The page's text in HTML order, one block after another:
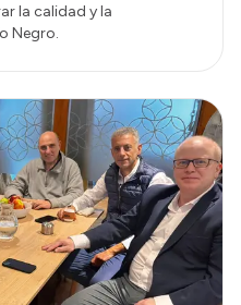
la calidad y la
Negro.